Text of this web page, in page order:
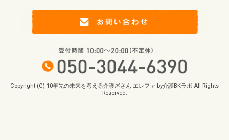
Copyright (C) 10年先の未来を考える介護屋さん エレファ by介護BKラボ All Rights
Reserved.